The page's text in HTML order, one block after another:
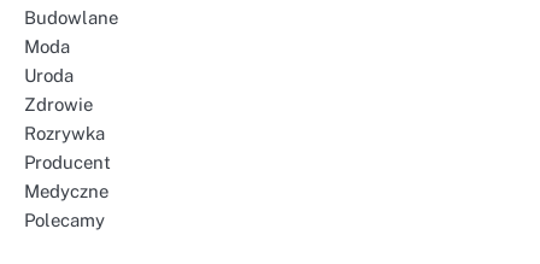
Budowlane
Moda
Uroda
Zdrowie
Rozrywka
Producent
Medyczne
Polecamy